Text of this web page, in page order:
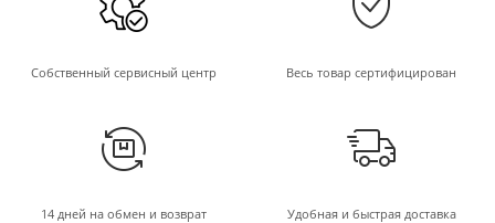
Собственный сервисный центр Весь товар сертифицирован
14 дней на обмен и возврат Удобная и быстрая доставка